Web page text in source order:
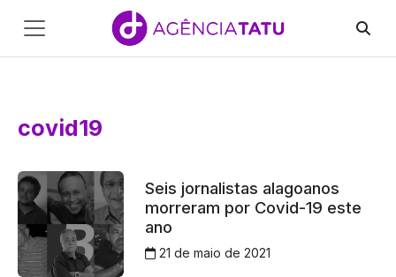
Main
Navigation
covid19
Seis jornalistas alagoanos
morreram por Covid-19 este
ano
21 de maio de 2021